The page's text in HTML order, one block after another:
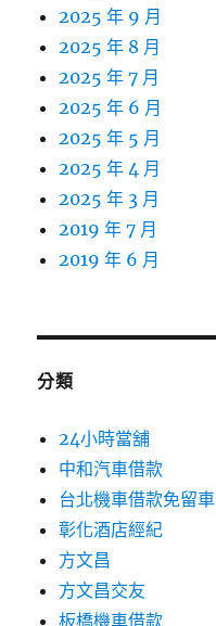
2025 年 9 月
2025 年 8 月
2025 年 7 月
2025 年 6 月
2025 年 5 月
2025 年 4 月
2025 年 3 月
2019 年 7 月
2019 年 6 月
分類
24小時當舖
中和汽車借款
台北機車借款免留車
彰化酒店經紀
方文昌
方文昌交友
板橋機車借款